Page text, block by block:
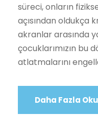
süreci, onların
açısından oldukça
akranlar arasında
çocuklarımızın bu
atlatmalarını
Daha Fazla Oku